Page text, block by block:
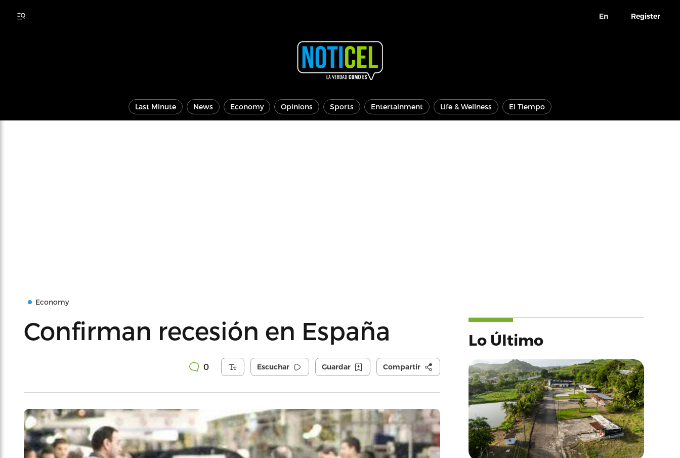
En Register
Last Minute News Economy Opinions Sports Entertainment Life & Wellness El Tiempo
Economy
Confirman recesión en España
0 Escuchar Guardar Compartir
Lo Último